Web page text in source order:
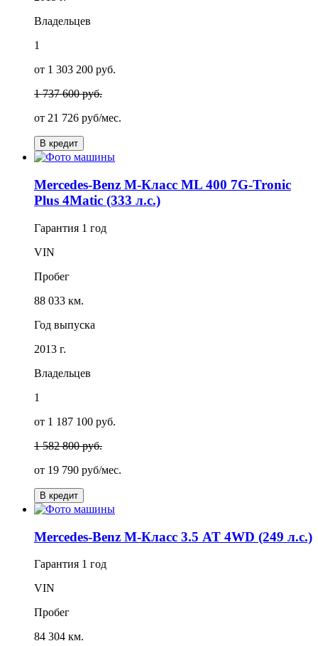
Владельцев
1
от 1 303 200 руб.
1 737 600 руб.
от 21 726 руб/мес.
В кредит
Mercedes-Benz M-Класс ML 400 7G-Tronic
Plus 4Matic (333 л.с.)
Гарантия 1 год
VIN
Пробег
88 033 км.
Год выпуска
2013 г.
Владельцев
1
от 1 187 100 руб.
1 582 800 руб.
от 19 790 руб/мес.
В кредит
Mercedes-Benz M-Класс 3.5 AT 4WD (249 л.с.)
Гарантия 1 год
VIN
Пробег
84 304 км.